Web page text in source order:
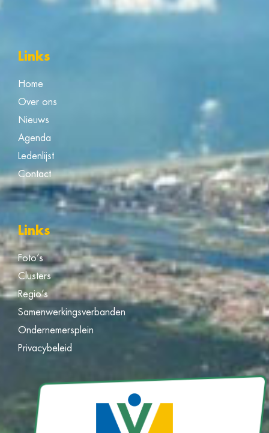
Links
Home
Over ons
Nieuws
Agenda
Ledenlijst
Contact
Links
Foto’s
Clusters
Regio’s
Samenwerkingsverbanden
Ondernemersplein
Privacybeleid